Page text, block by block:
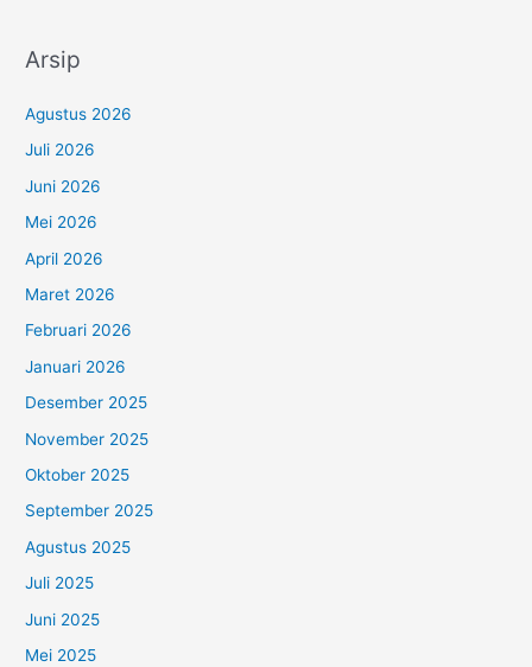
Arsip
Agustus 2026
Juli 2026
Juni 2026
Mei 2026
April 2026
Maret 2026
Februari 2026
Januari 2026
Desember 2025
November 2025
Oktober 2025
September 2025
Agustus 2025
Juli 2025
Juni 2025
Mei 2025